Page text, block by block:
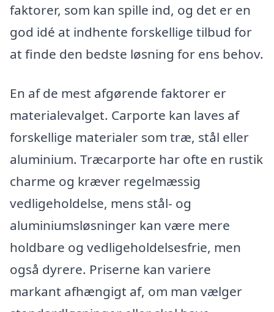
faktorer, som kan spille ind, og det er en
god idé at indhente forskellige tilbud for
at finde den bedste løsning for ens behov.
En af de mest afgørende faktorer er
materialevalget. Carporte kan laves af
forskellige materialer som træ, stål eller
aluminium. Træcarporte har ofte en rustik
charme og kræver regelmæssig
vedligeholdelse, mens stål- og
aluminiumsløsninger kan være mere
holdbare og vedligeholdelsesfrie, men
også dyrere. Priserne kan variere
markant afhængigt af, om man vælger